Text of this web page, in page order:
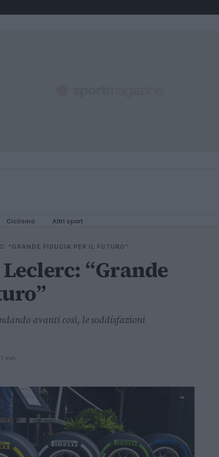
Ciclismo Altri sport
“GRANDE FIDUCIA PER IL FUTURO”
“Grande
avanti così, le soddisfazioni
min